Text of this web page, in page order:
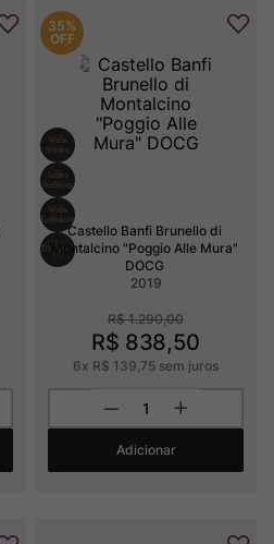
35%
OFF
Castello Banfi Brunello di
Montalcino "Poggio Alle Mura"
DOCG
2019
R$ 1.290,00
R$ 838,50
6x R$ 139 75 sem juros
Adicionar